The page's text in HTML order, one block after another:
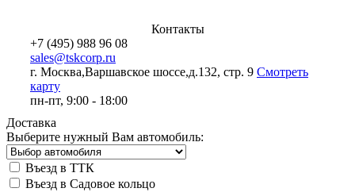
Контакты
+7 (495) 988 96 08
sales@tskcorp.ru
г. Москва,Варшавское шоссе,д.132, стр. 9 Смотреть
карту
пн-пт, 9:00 - 18:00
Доставка
Выберите нужный Вам автомобиль:
Въезд в ТТК
Въезд в Садовое кольцо